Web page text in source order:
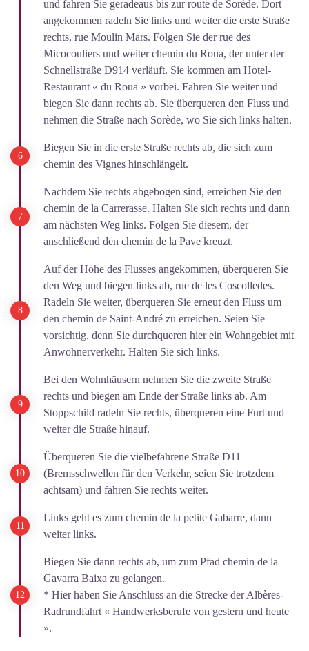
und fahren Sie geradeaus bis zur route de Sorède. Dort
angekommen radeln Sie links und weiter die erste Straße
rechts, rue Moulin Mars. Folgen Sie der rue des
Micocouliers und weiter chemin du Roua, der unter der
Schnellstraße D914 verläuft. Sie kommen am Hotel-
Restaurant « du Roua » vorbei. Fahren Sie weiter und
biegen Sie dann rechts ab. Sie überqueren den Fluss und
nehmen die Straße nach Sorède, wo Sie sich links halten.
Biegen Sie in die erste Straße rechts ab, die sich zum
chemin des Vignes hinschlängelt.
Nachdem Sie rechts abgebogen sind, erreichen Sie den
chemin de la Carrerasse. Halten Sie sich rechts und dann
am nächsten Weg links. Folgen Sie diesem, der
anschließend den chemin de la Pave kreuzt.
Auf der Höhe des Flusses angekommen, überqueren Sie
den Weg und biegen links ab, rue de les Coscolledes.
Radeln Sie weiter, überqueren Sie erneut den Fluss um
den chemin de Saint-André zu erreichen. Seien Sie
vorsichtig, denn Sie durchqueren hier ein Wohngebiet mit
Anwohnerverkehr. Halten Sie sich links.
Bei den Wohnhäusern nehmen Sie die zweite Straße
rechts und biegen am Ende der Straße links ab. Am
Stoppschild radeln Sie rechts, überqueren eine Furt und
weiter die Straße hinauf.
Überqueren Sie die vielbefahrene Straße D11
(Bremsschwellen für den Verkehr, seien Sie trotzdem
achtsam) und fahren Sie rechts weiter.
Links geht es zum chemin de la petite Gabarre, dann
weiter links.
Biegen Sie dann rechts ab, um zum Pfad chemin de la
Gavarra Baixa zu gelangen.
* Hier haben Sie Anschluss an die Strecke der Albères-
Radrundfahrt « Handwerksberufe von gestern und heute
».